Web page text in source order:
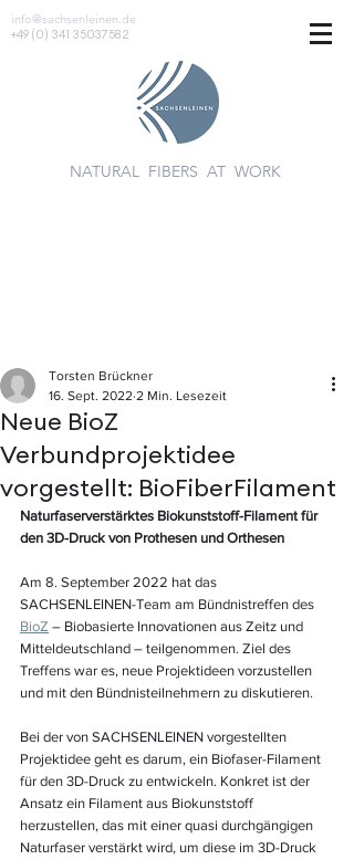
info@sachsenleinen.de
+49 (0) 341 35037582
NATURAL FIBERS AT WORK
Neue BioZ
Verbundprojektidee
vorgestellt: BioFiberFilament
Torsten Brückner
16. Sept. 2022 2 Min. Lesezeit
Naturfaserverstärktes Biokunststoff-Filament für
den 3D-Druck von Prothesen und Orthesen
Am 8. September 2022 hat das
SACHSENLEINEN-Team am Bündnistreffen des
BioZ – Biobasierte Innovationen aus Zeitz und
Mitteldeutschland – teilgenommen. Ziel des
Treffens war es, neue Projektideen vorzustellen
und mit den Bündnisteilnehmern zu diskutieren.
Bei der von SACHSENLEINEN vorgestellten
Projektidee geht es darum, ein Biofaser-Filament
für den 3D-Druck zu entwickeln. Konkret ist der
Ansatz ein Filament aus Biokunststoff
herzustellen, das mit einer quasi durchgängigen
Naturfaser verstärkt wird, um diese im 3D-Druck